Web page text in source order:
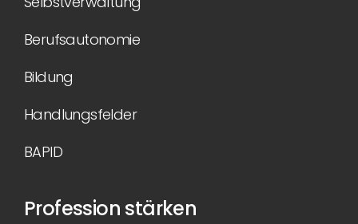
Berufsautonomie
Bildung
Handlungsfelder
BAPID
Profession stärken